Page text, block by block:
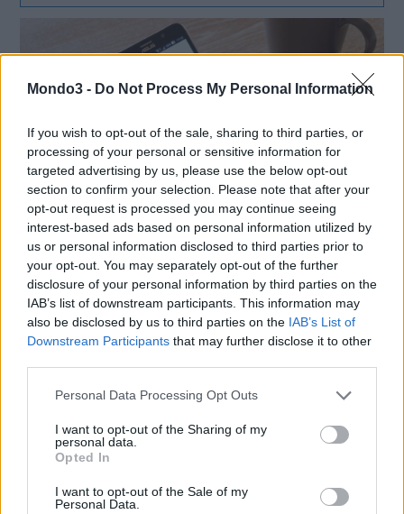
Mondo3 - Do Not Process My Personal Information
If you wish to opt-out of the sale, sharing to third parties, or
processing of your personal or sensitive information for
targeted advertising by us, please use the below opt-out
section to confirm your selection. Please note that after your
opt-out request is processed you may continue seeing
interest-based ads based on personal information utilized by
us or personal information disclosed to third parties prior to
your opt-out. You may separately opt-out of the further
disclosure of your personal information by third parties on the
IAB’s list of downstream participants. This information may
also be disclosed by us to third parties on the IAB’s List of
Downstream Participants that may further disclose it to other
Personal Data Processing Opt Outs
I want to opt-out of the Sharing of my
personal data.
Opted In
I want to opt-out of the Sale of my
Personal Data.
SMARTPHONE E NON SOLO: TECNOGAZZETTA
POCO FESTEGGIA IL SUO OTTAVO COMPLEANNO
CON SCONTI E OFFERTE SPECIALI